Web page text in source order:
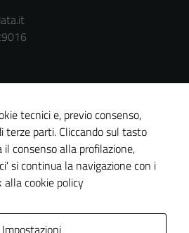
tecnici e, previo consenso,
terze parti. Cliccando sul tasto
consenso alla profilazione,
si continua la navigazione con i
alla cookie policy
Impostazioni